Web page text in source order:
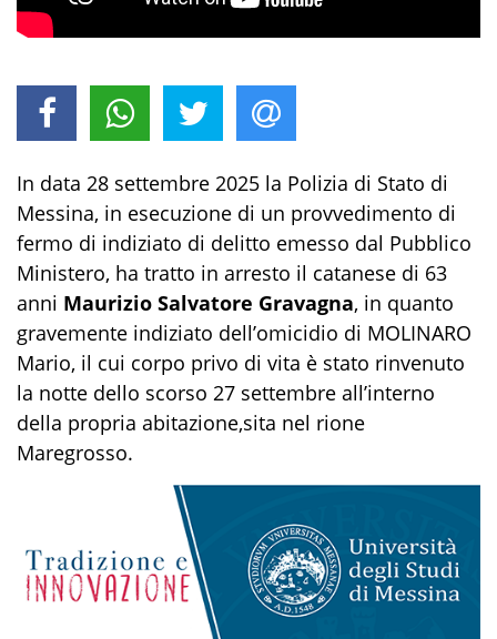
In data 28 settembre 2025 la Polizia di Stato di
Messina, in esecuzione di un provvedimento di
fermo di indiziato di delitto emesso dal Pubblico
Ministero, ha tratto in arresto il catanese di 63
anni Maurizio Salvatore Gravagna, in quanto
gravemente indiziato dell’omicidio di MOLINARO
Mario, il cui corpo privo di vita è stato rinvenuto
la notte dello scorso 27 settembre all’interno
della propria abitazione,sita nel rione
Maregrosso.